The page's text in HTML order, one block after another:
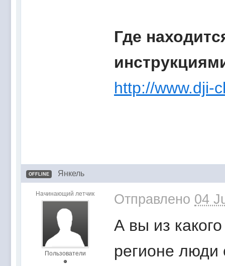
Где
http://www.dji-
OFFLINE Янкель
Начинающий летчик
Пользователи
Отправлено 04
А вы из
регионе люди